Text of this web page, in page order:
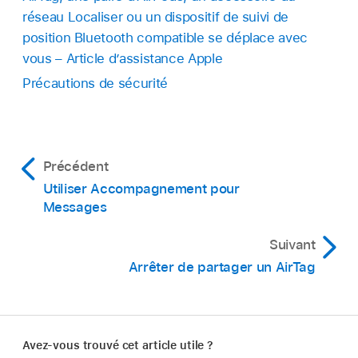
forces de l’ordre peuvent travailler avec Apple
pour demander des informations liées à l’objet.
Vous devrez peut-être fournir l’AirTag, les
AirPods, l’accessoire du réseau
Unis.
réseau Localiser ou un dispositif de suivi de
position Bluetooth compatible se déplace avec
vous – Article d’assistance Apple
Précautions de sécurité
Précédent
Utiliser Accompagnement pour
Messages
Suivant
Arrêter de partager un AirTag
Avez-vous trouvé cet article utile ?